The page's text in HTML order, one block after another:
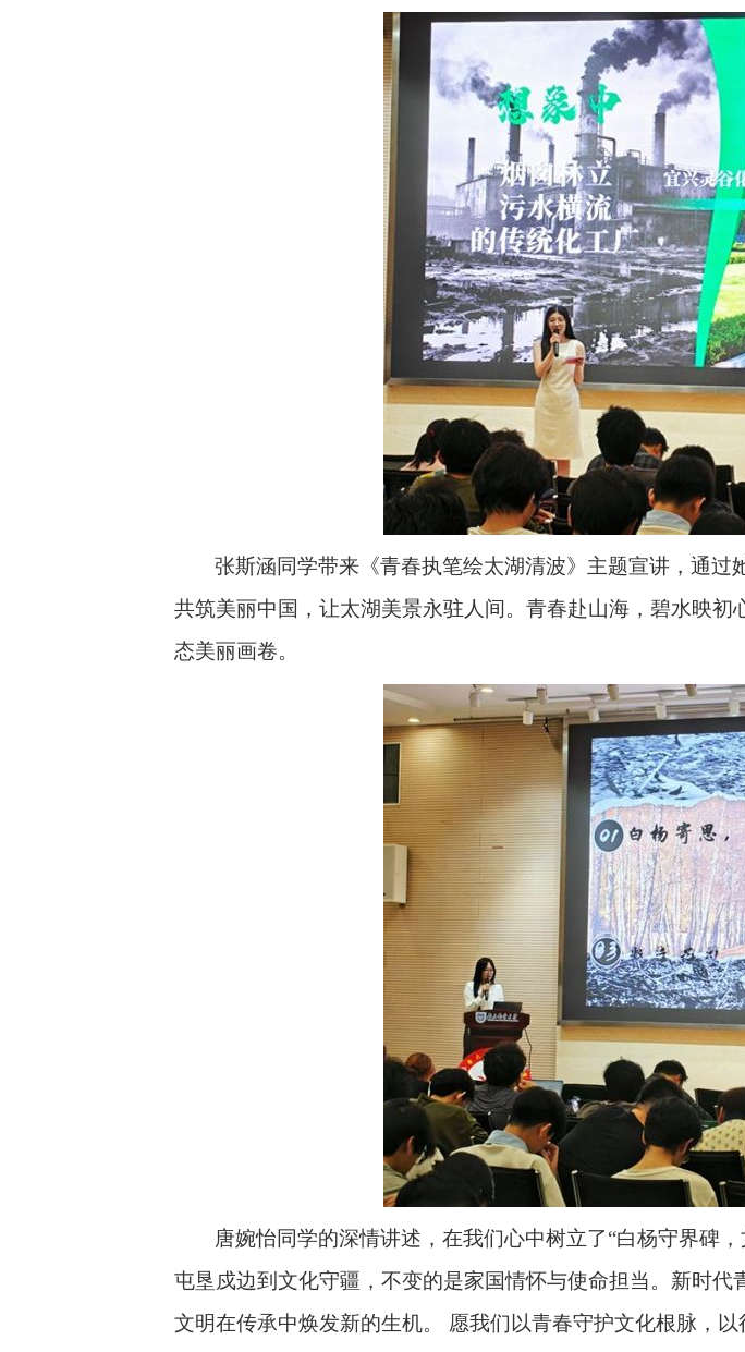
张斯涵同学带来《青春执笔绘太湖清波》主题宣讲，通过
共筑美丽中国，让太湖美景永驻人间。青春赴山海，碧水映
态美丽画卷。
唐婉怡同学的深情讲述，在我们心中树立了“白杨守界碑
屯垦戍边到文化守疆，不变的是家国情怀与使命担当。新时
文明在传承中焕发新的生机。 愿我们以青春守护文化根脉，以